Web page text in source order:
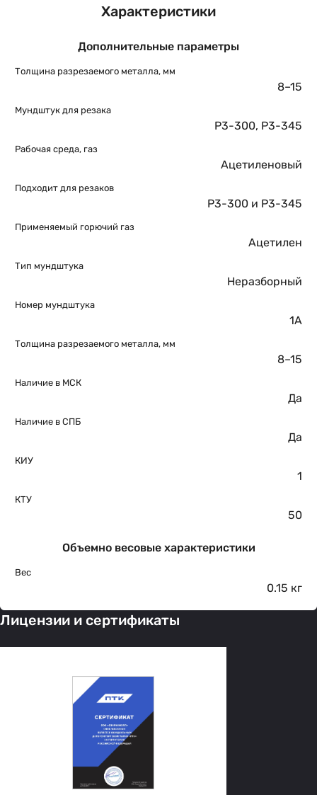
Характеристики
Дополнительные параметры
Толщина разрезаемого металла, мм
8–15
Мундштук для резака
Р3-300, Р3-345
Рабочая среда, газ
Ацетиленовый
Подходит для резаков
Р3-300 и Р3-345
Применяемый горючий газ
Ацетилен
Тип мундштука
Неразборный
Номер мундштука
1А
Толщина разрезаемого металла, мм
8–15
Наличие в МСК
Да
Наличие в СПБ
Да
КИУ
1
КТУ
50
Объемно весовые характеристики
Вес
0.15 кг
Лицензии и сертификаты